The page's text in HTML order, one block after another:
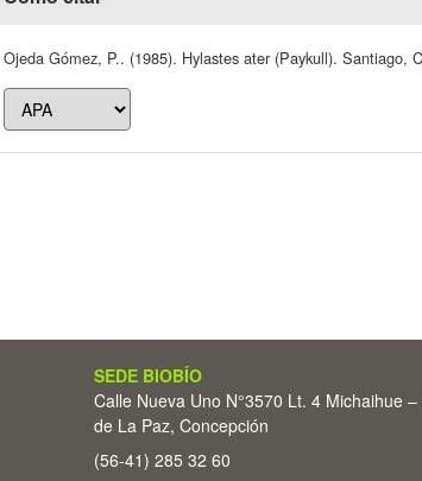
Ojeda Gómez, P.. (1985). Hylastes ater (Paykull). Santiago,
SEDE BIOBÍO
Calle Nueva Uno N°3570 Lt. 4 Michaihue
de La Paz, Concepción
(56-41) 285 32 60